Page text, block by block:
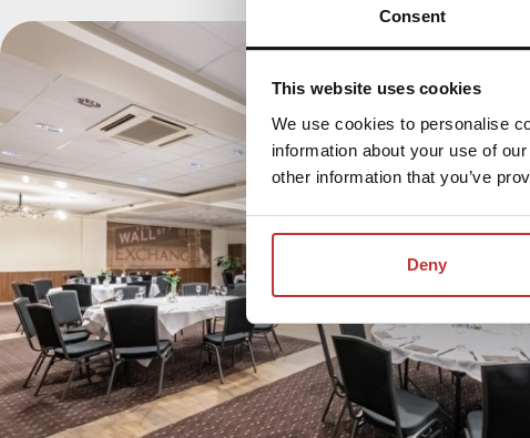
Consent
This website uses cookies
We use cookies to personalise
information about your use of
other information that you’ve
Deny